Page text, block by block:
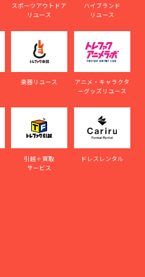
スポーツアウトドア
リユース
ハイブランド
リユース
楽器リユース
アニメ・キャラクタ
ーグッズリユース
引越＋買取
サービス
ドレスレンタル